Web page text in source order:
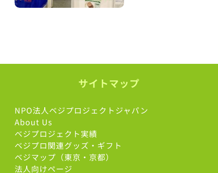
サイトマップ
NPO法人ベジプロジェクトジャパン
About Us
ベジプロジェクト実績
ベジプロ関連グッズ・ギフト
ベジマップ（東京・京都）
法人向けページ